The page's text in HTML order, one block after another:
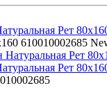
Рет
610010002685
Рет